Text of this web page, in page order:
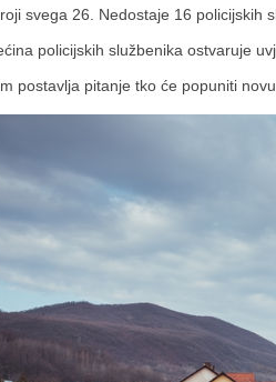
svega 26. Nedostaje 16 policijskih
policijskih službenika ostvaruje
postavlja pitanje tko će popuniti